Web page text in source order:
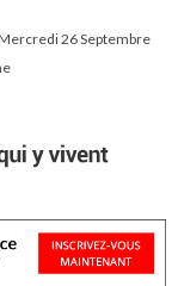
26 Septembre